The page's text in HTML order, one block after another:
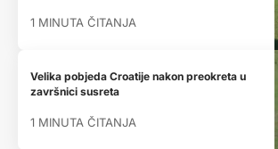
1 MINUTA ČITANJA
Velika pobjeda Croatije nakon preokreta u
završnici susreta
1 MINUTA ČITANJA